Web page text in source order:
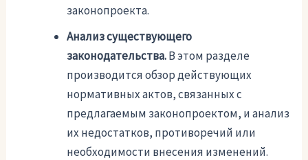
законопроекта.
Анализ существующего
законодательства.В этом разделе
производится обзор действующих
нормативных актов, связанных с
предлагаемым законопроектом, и анализ
их недостатков, противоречий или
необходимости внесения изменений.